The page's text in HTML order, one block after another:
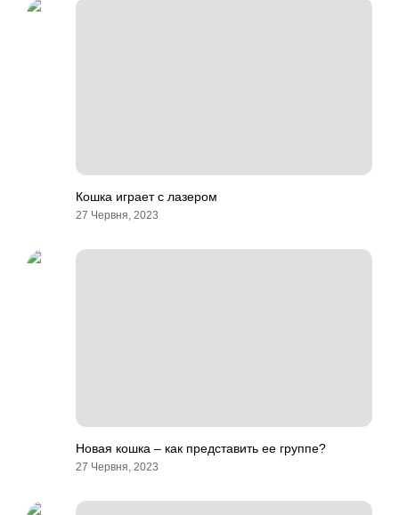
Кошка играет с лазером
27 Червня, 2023
Новая кошка – как представить ее группе?
27 Червня, 2023